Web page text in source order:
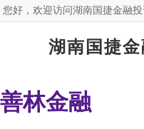
您好，欢迎访问湖南国捷金融
湖南国捷
善林金融